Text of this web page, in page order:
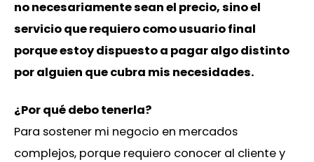
no necesariamente sean el precio, sino el
servicio que requiero como usuario final
porque estoy dispuesto a pagar algo distinto
por alguien que cubra mis necesidades.
¿Por qué debo tenerla?
Para sostener mi negocio en mercados
complejos, porque requiero conocer al cliente y